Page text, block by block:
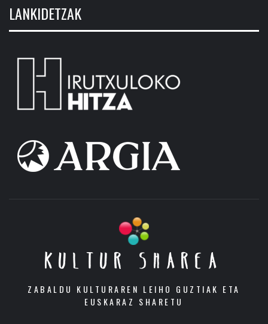
LANKIDETZAK
KULTUR SHAREA
ZABALDU KULTURAREN LEIHO GUZTIAK ETA
EUSKARAZ SHARETU